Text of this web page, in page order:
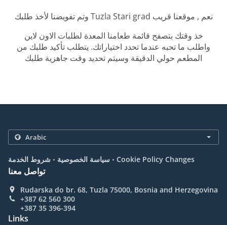
وتم تفويضنا لأخذ طلبك Tuzla Stari grad نعم , موقعنا قريب
خذ وقتك بتصفح قائمة طعامنا المعدة لطلبات الاون لاين
واطلب ما تحبه عندما تحدد اختياراتك. يتطلب تأكيد طلبك من
المطعم حولي الدقيقة وسيتم تحديد وقت جاهزية طلبك
سياسة الخصوصية . شروط الخدمة . Cookie Policy Changes
تواصل معنا
Rudarska do br. 68, Tuzla 75000, Bosnia and Herzegovina
+387 62 560 300
+387 35 396-394
Links